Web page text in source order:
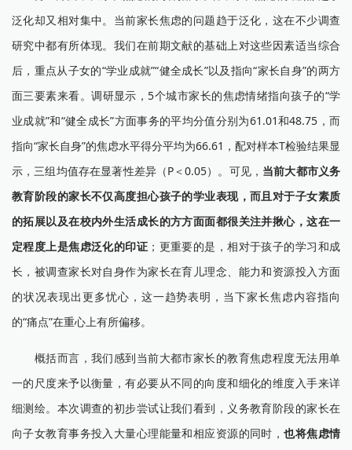
泛化却又相对集中。当前家长焦虑的问题趋于泛化，这在不少调查
研究中都有所体现。我们在前期文献的基础上对这些因素适当综合
后，重点从子女的“学业成就”“健全成长”以及指向“家长自身”的两方
面三要素来看。调研显示，5个城市家长的焦虑情绪指向孩子的“学
业成就”和“健全成长”方面事务的平均分值分别为61.01和48.75，而
指向“家长自身”的焦虑水平得分平均为66.61，配对样本T检验结果显
示，三组均值存在显著性差异（P＜0.05）。可见， 当前大都市义务
教育阶段的家长不仅高度担心孩子的学业表现，而且对于子女素质
的拓展以及在校内外生活成长的方方面面都很关注并揪心，这在一
定程度上是焦虑泛化的印证 ；更重要的是，相对于孩子的学习和成
长，被调查家长对自身作为家长在育儿理念、能力和资源投入方面
的状况表现出更多忧心，这一趋势表明，当下家长焦虑内容指向
的“痛点”在重心上有所偏移。
概括而言，我们感到当前大都市家长的教育焦虑程度无法用单
一的尺度来予以衡量，有必要从不同的向度和细化的维度入手来详
细测绘。本次调查的初步尝试让我们看到，义务教育阶段的家长在
向子女教育事务投入大量心理能量和相应资源的同时，也将焦虑情